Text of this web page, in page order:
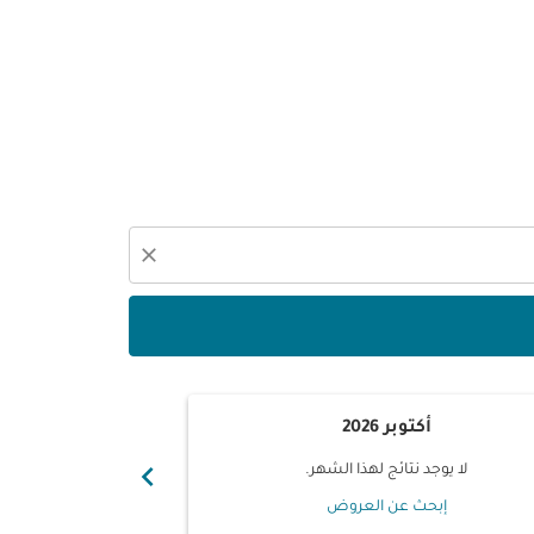
close
أكتوبر 2026
لا يوجد نتائج لهذا الشهر.
إبحث عن العروض
chevron_right